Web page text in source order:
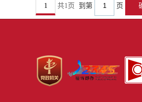
1 共1页 到第 页